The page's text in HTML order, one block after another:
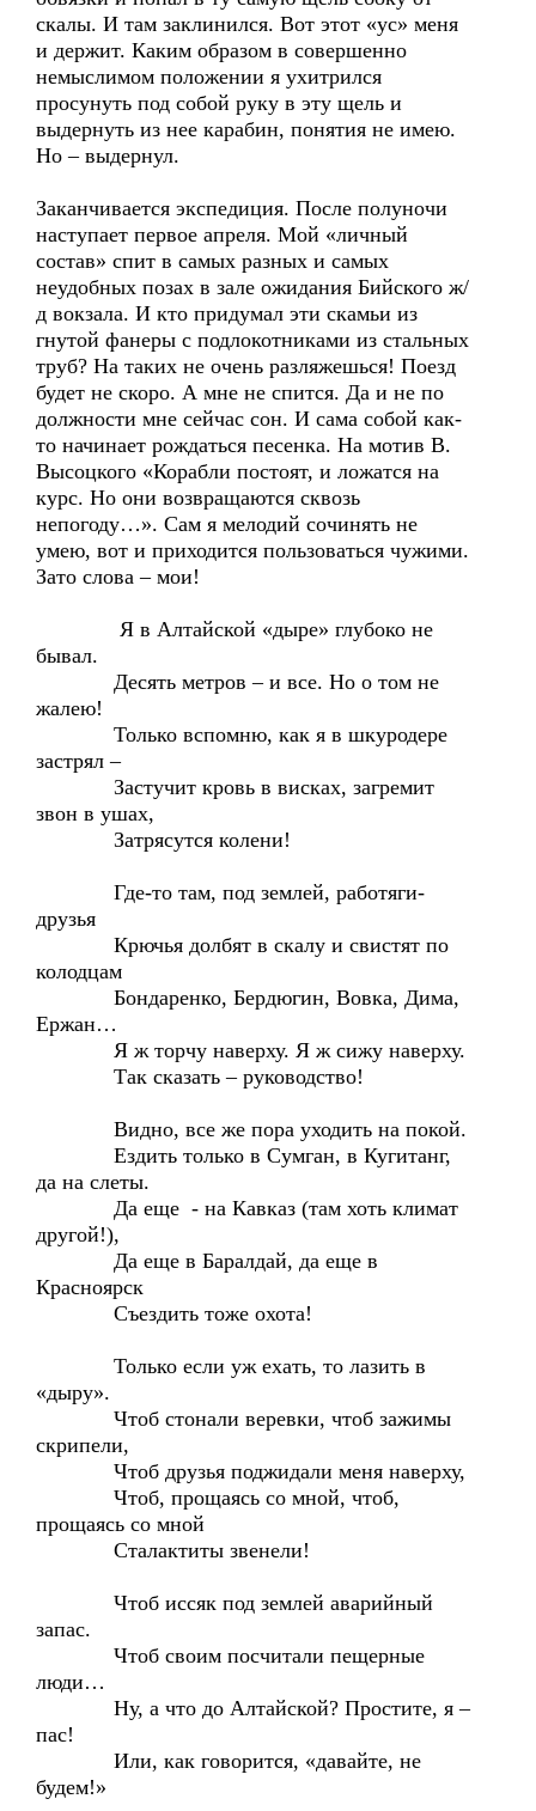
скалы. И там заклинился. Вот этот «ус» меня
и держит. Каким образом в совершенно
немыслимом положении я ухитрился
просунуть под собой руку в эту щель и
выдернуть из нее карабин, понятия не имею.
Но – выдернул.
Заканчивается экспедиция. После полуночи
наступает первое апреля. Мой «личный
состав» спит в самых разных и самых
неудобных позах в зале ожидания Бийского ж/
д вокзала. И кто придумал эти скамьи из
гнутой фанеры с подлокотниками из стальных
труб? На таких не очень разляжешься! Поезд
будет не скоро. А мне не спится. Да и не по
должности мне сейчас сон. И сама собой как-
то начинает рождаться песенка. На мотив В.
Высоцкого «Корабли постоят, и ложатся на
курс. Но они возвращаются сквозь
непогоду…». Сам я мелодий сочинять не
умею, вот и приходится пользоваться чужими.
Зато слова – мои!
Я в Алтайской «дыре» глубоко не
бывал.
Десять метров – и все. Но о том не
жалею!
Только вспомню, как я в шкуродере
застрял –
Застучит кровь в висках, загремит
звон в ушах,
Затрясутся колени!
Где-то там, под землей, работяги-
друзья
Крючья долбят в скалу и свистят по
колодцам
Бондаренко, Бердюгин, Вовка, Дима,
Ержан…
Я ж торчу наверху. Я ж сижу наверху.
Так сказать – руководство!
Видно, все же пора уходить на покой.
Ездить только в Сумган, в Кугитанг,
да на слеты.
Да еще - на Кавказ (там хоть климат
другой!),
Да еще в Баралдай, да еще в
Красноярск
Съездить тоже охота!
Только если уж ехать, то лазить в
«дыру».
Чтоб стонали веревки, чтоб зажимы
скрипели,
Чтоб друзья поджидали меня наверху,
Чтоб, прощаясь со мной, чтоб,
прощаясь со мной
Сталактиты звенели!
Чтоб иссяк под землей аварийный
запас.
Чтоб своим посчитали пещерные
люди…
Ну, а что до Алтайской? Простите, я –
пас!
Или, как говорится, «давайте, не
будем!»